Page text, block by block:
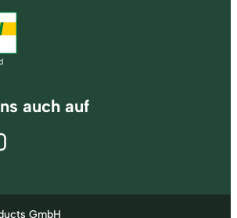
auch auf
GmbH